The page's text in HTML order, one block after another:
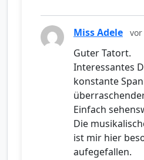
Miss Adele vor
Guter Tatort.
Interessantes
konstante
Einfach
Die
ist mir hier
aufegefallen.